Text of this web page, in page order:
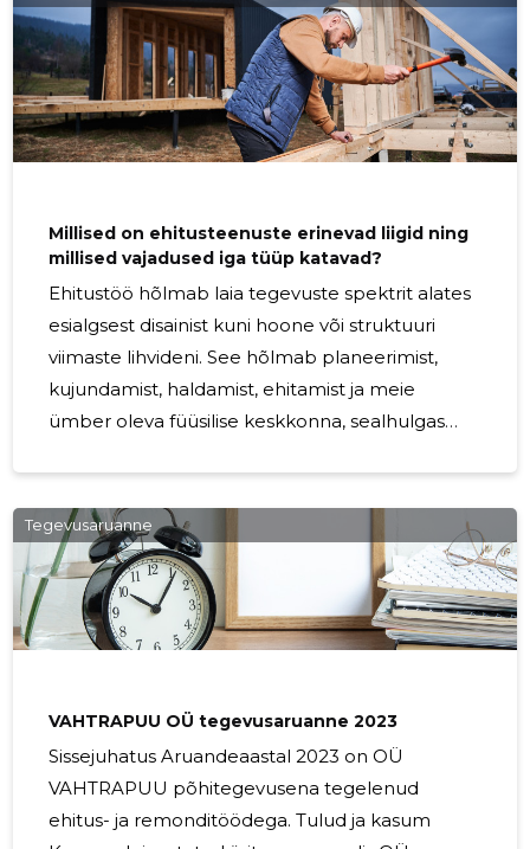
kindlustuspoliis katab. Vaadake oma poliisi
dokumente hoolikalt läbi, pöörates erilist
tähelepanu kõigile välistustele või piirangutele,
mis võivad teie nõuet mõjutada. Teie
omavastutus on summa, mille eest olete
Millised on ehitusteenuste erinevad liigid ning
millised vajadused iga tüüp katavad?
Ehitustöö hõlmab laia tegevuste spektrit alates
esialgsest disainist kuni hoone või struktuuri
viimaste lihvideni. See hõlmab planeerimist,
kujundamist, haldamist, ehitamist ja meie
ümber oleva füüsilise keskkonna, sealhulgas
hädavajalikud, et tagada hoonete ohutus,
funktsionaalsus ja esteetiline meeldivus. Nad
toovad kaasa asjatundlikkuse, täpsuse ja
kvaliteedile pühendumise, mis on hädavajalik
igale edukale ehitusprojektile. Ehitusprotsess
Tegevusaruanne
VAHTRAPUU OÜ tegevusaruanne 2023
Sissejuhatus Aruandeaastal 2023 on OÜ
VAHTRAPUU põhitegevusena tegelenud
ehitus- ja remonditöödega. Tulud ja kasum